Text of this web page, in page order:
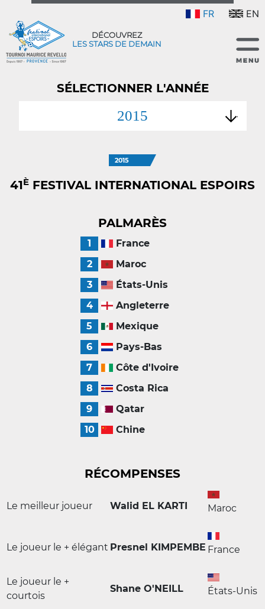
FR EN
DÉCOUVREZ
LES STARS DE DEMAIN
SÉLECTIONNER L'ANNÉE
2015
2015
41È FESTIVAL INTERNATIONAL ESPOIRS
PALMARÈS
1
France
2
Maroc
3
États-Unis
4
Angleterre
5
Mexique
6
Pays-Bas
7
Côte d'Ivoire
8
Costa Rica
9
Qatar
10
Chine
RÉCOMPENSES
Le meilleur joueur Walid EL KARTI Maroc
Le joueur le + élégant Presnel KIMPEMBE France
Le joueur le +
courtois
Shane O'NEILL États-Unis